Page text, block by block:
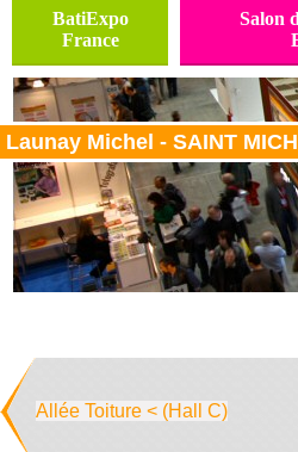
BatiExpo
France
Salon
Launay Michel - SAINT
Allée Toiture < (Hall C)